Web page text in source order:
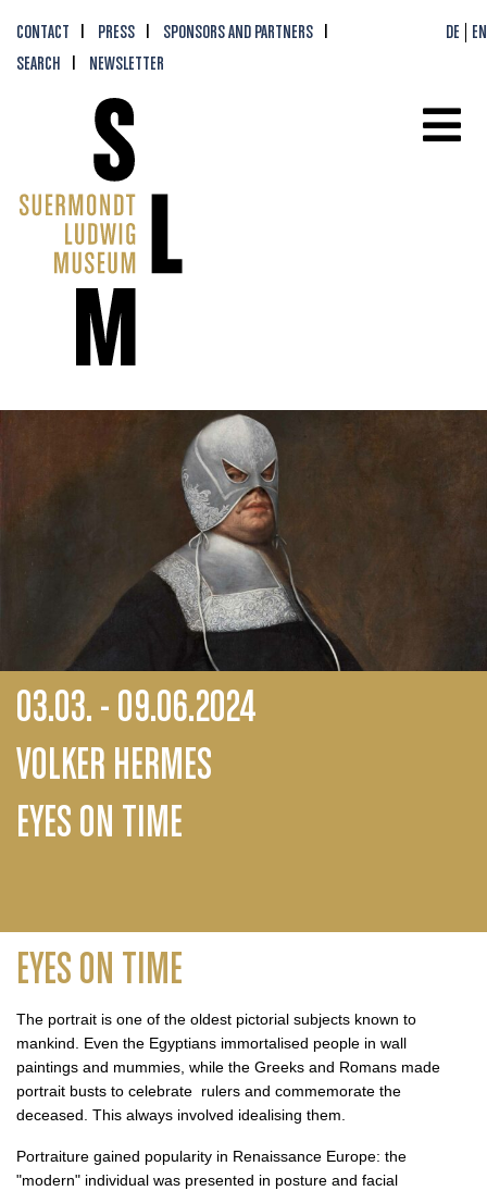
CONTACT PRESS
SPONSORS AND PARTNERS
SEARCH
NEWSLETTER
DE EN
03.03. - 09.06.2024
VOLKER HERMES
EYES ON TIME
EYES ON TIME
The portrait is one of the oldest pictorial subjects known to
mankind. Even the Egyptians immortalised people in wall
paintings and mummies, while the Greeks and Romans made
portrait busts to celebrate rulers and commemorate the
deceased. This always involved idealising them.
Portraiture gained popularity in Renaissance Europe: the
"modern" individual was presented in posture and facial